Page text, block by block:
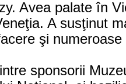
Avea palate în
A susţinut
şi
sponsorii